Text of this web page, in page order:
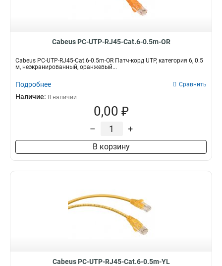
Cabeus PC-UTP-RJ45-Cat.6-0.5m-OR
Cabeus PC-UTP-RJ45-Cat.6-0.5m-OR Патч-корд UTP, категория 6, 0.5
м, неэкранированный, оранжевый...
Подробнее Сравнить
Наличие: В наличии
0,00 ₽
– +
В корзину
Cabeus PC-UTP-RJ45-Cat.6-0.5m-YL